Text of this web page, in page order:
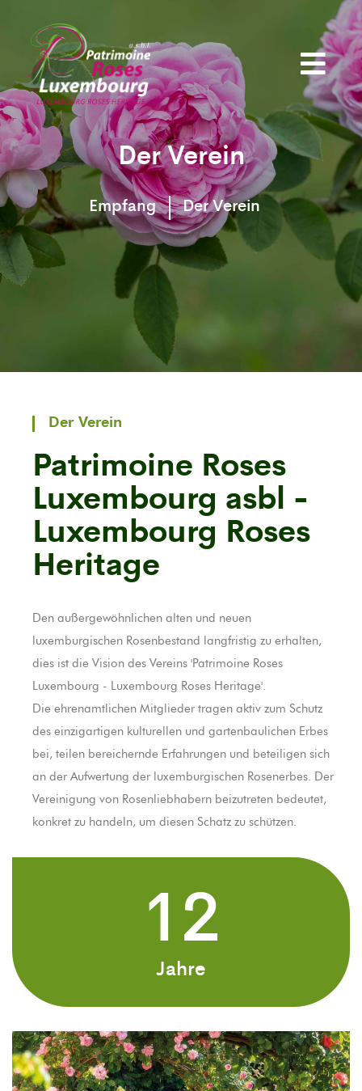
Der Verein
Empfang Der Verein
Der Verein
Patrimoine Roses
Luxembourg asbl -
Luxembourg Roses
Heritage
Den außergewöhnlichen alten und neuen
luxemburgischen Rosenbestand langfristig zu erhalten,
dies ist die Vision des Vereins 'Patrimoine Roses
Luxembourg - Luxembourg Roses Heritage'.
Die ehrenamtlichen Mitglieder tragen aktiv zum Schutz
des einzigartigen kulturellen und gartenbaulichen Erbes
bei, teilen bereichernde Erfahrungen und beteiligen sich
an der Aufwertung der luxemburgischen Rosenerbes. Der
Vereinigung von Rosenliebhabern beizutreten bedeutet,
konkret zu handeln, um diesen Schatz zu schützen.
12
Jahre